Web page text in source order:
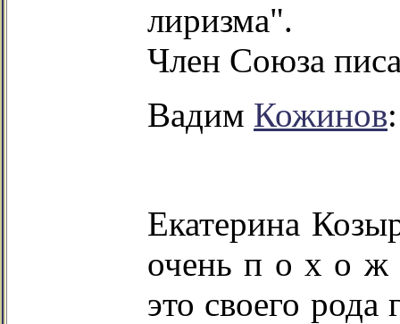
лиризма".
Член Союза
Вадим Кожинов:
Екатерина
очень п о х о ж
это своего